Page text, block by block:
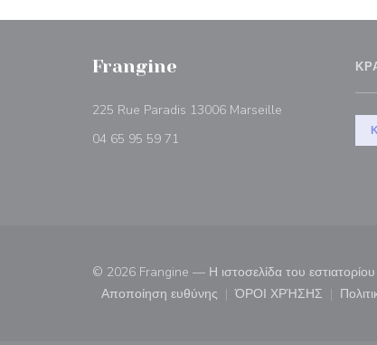
Frangine
225 Rue Paradis 13006 Marseille
04 65 95 59 71
© 2026 Frangine — Η ιστοσελίδα του
Αποποίηση ευθύνης
((ανοίγει σε νέο παράθυρο))
ΌΡΟΙ ΧΡΉΣΗΣ
((ανοίγει σε